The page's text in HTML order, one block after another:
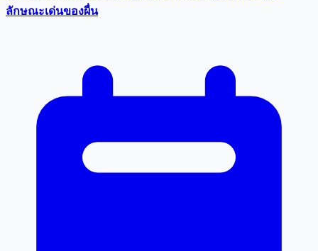
ลักษณะเด่นของผื่น